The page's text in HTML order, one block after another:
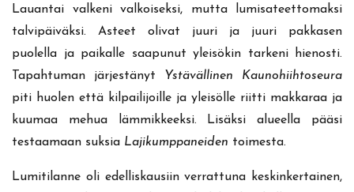
Lauantai valkeni valkoiseksi, mutta lumisateettomaksi
talvipäiväksi. Asteet olivat juuri ja juuri pakkasen
puolella ja paikalle saapunut yleisökin tarkeni hienosti.
Tapahtuman järjestänyt
Ystävällinen Kaunohiihtoseura
piti huolen että kilpailijoille ja yleisölle riitti makkaraa ja
kuumaa mehua lämmikkeeksi. Lisäksi alueella pääsi
testaamaan suksia Lajikumppaneiden toimesta.
Lumitilanne oli edelliskausiin verrattuna keskinkertainen,